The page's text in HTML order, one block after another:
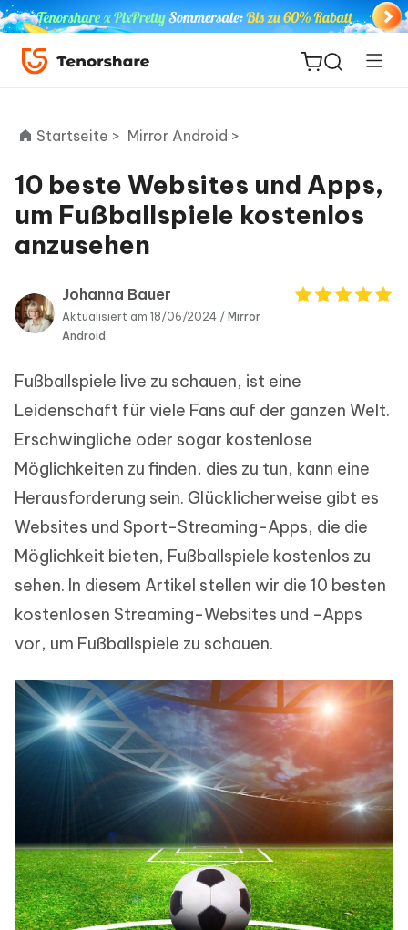
ReiBoot
for iOS
PDF
Editor
Neu
Startseite > Mirror Android >
10 beste Websites und Apps,
um Fußballspiele kostenlos
anzusehen
Johanna Bauer
Aktualisiert am 18/06/2024 / Mirror
Android
Fußballspiele live zu schauen, ist eine
Leidenschaft für viele Fans auf der ganzen Welt.
Erschwingliche oder sogar kostenlose
Möglichkeiten zu finden, dies zu tun, kann eine
Herausforderung sein. Glücklicherweise gibt es
Websites und Sport-Streaming-Apps, die die
Möglichkeit bieten, Fußballspiele kostenlos zu
sehen. In diesem Artikel stellen wir die 10 besten
kostenlosen Streaming-Websites und -Apps
vor, um Fußballspiele zu schauen.